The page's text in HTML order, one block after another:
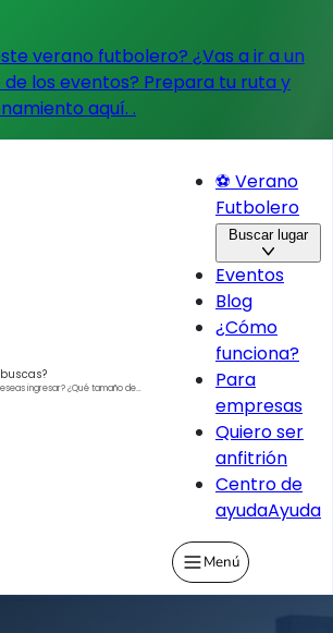
verano futbolero? ¿Vas a ir a un
los eventos? Prepara tu ruta y
aquí. .
ingresar?¿Qué tamaño de
⚽ Verano
Futbolero
Buscar lugar
Eventos
Blog
¿Cómo
funciona?
Para
empresas
Quiero ser
anfitrión
Centro de
ayudaAyuda
Menú